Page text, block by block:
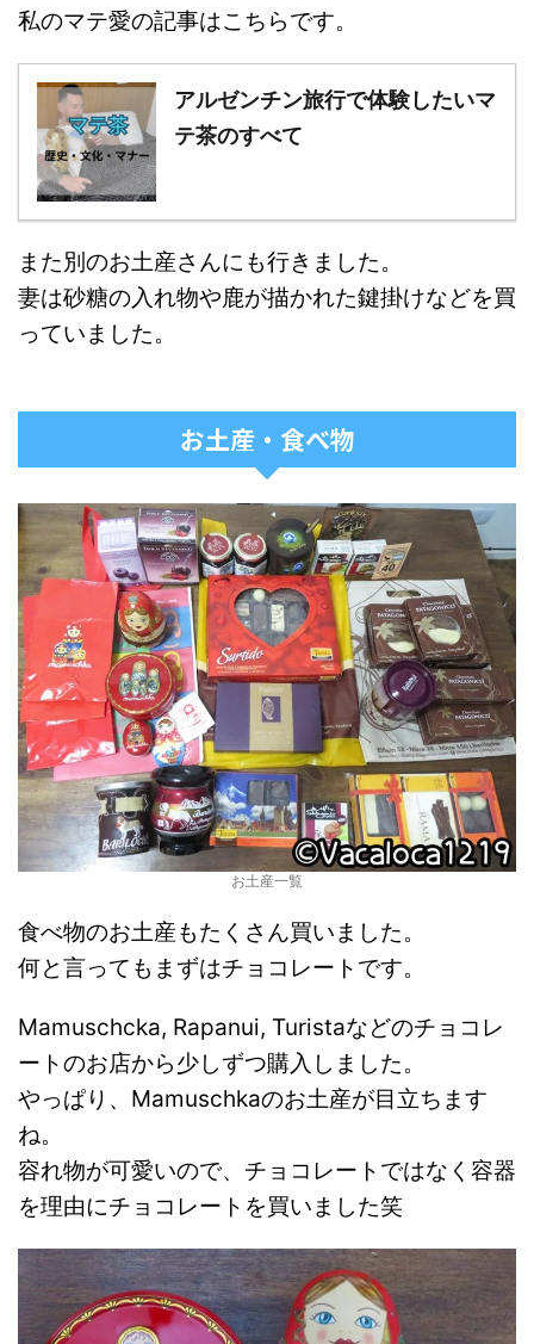
私のマテ愛の記事はこちらです。
アルゼンチン旅行で体験したいマ
テ茶のすべて
また別のお土産さんにも行きました。
妻は砂糖の入れ物や鹿が描かれた鍵掛けなどを買
っていました。
お土産・食べ物
お土産一覧
食べ物のお土産もたくさん買いました。
何と言ってもまずはチョコレートです。
Mamuschcka, Rapanui, Turistaなどのチョコレ
ートのお店から少しずつ購入しました。
やっぱり、Mamuschkaのお土産が目立ちます
ね。
容れ物が可愛いので、チョコレートではなく容器
を理由にチョコレートを買いました笑